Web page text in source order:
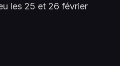
les 25 et 26 février